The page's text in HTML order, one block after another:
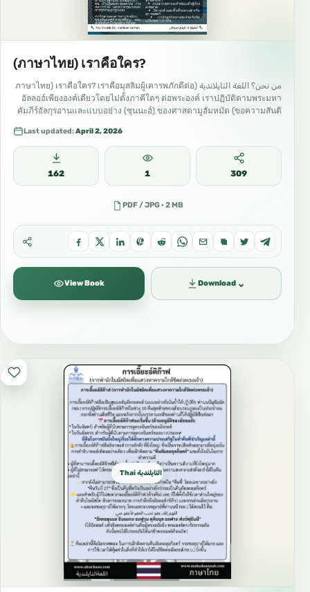
(ภาษาไทย) เราคือใคร?
من نحن؟ اللغة التايلاندية (ภาษาไทย) เราคือใคร? เราคือมุสลิมผู้เคารพภักดีต่อ
อัลลอฮ์เพียงองค์เดียวโดยไม่ตั้งภาคีใดๆ ต่อพระองค์ เราปฏิบัติตามพระมหา
คัมภีร์อัลกุรอานและแบบอย่าง (ซุนนะฮ์) ของศาสดามูฮัมหมัด (ขอความสันติ
ศาสนาแห่งเอกเทวภาพ ที่เรียกร้องไปสู่การเคารพภักดีต่อพระเจ้าเพียงองค์
เดียว และส่งเสริมความเมตตา ความยุติธรรม และจริยธรรมอันงดงาม เราเชื่อ
มั่นว่า: * อัลลอฮ์ทรงเป็นหนึ่งเดียว…
Last updated:April 2, 2026
162 1 309
PDF / JPG · 2 MB
View Book Download ⌄
Thai التايلندية ไทย